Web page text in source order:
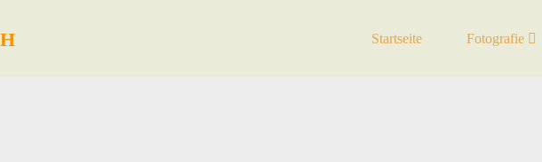
Startseite Fotografie